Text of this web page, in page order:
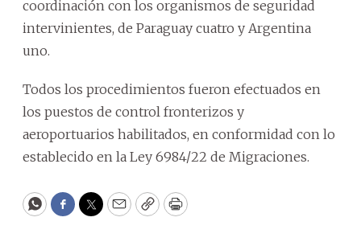
coordinación con los organismos de seguridad
intervinientes, de Paraguay cuatro y Argentina
uno.
Todos los procedimientos fueron efectuados en
los puestos de control fronterizos y
aeroportuarios habilitados, en conformidad con lo
establecido en la Ley 6984/22 de Migraciones.
WhatsApp
Facebook
Twitter
EmailCopyPrint